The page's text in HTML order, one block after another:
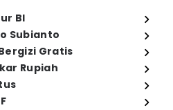
BI
Subianto
Gratis
Rupiah